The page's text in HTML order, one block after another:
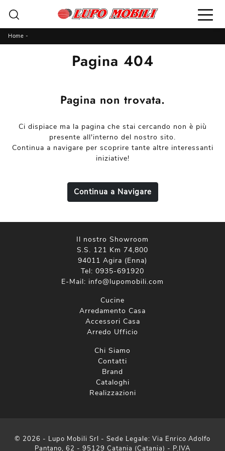
Home -
Pagina 404
Pagina non trovata.
Ci dispiace ma la pagina che stai cercando non è più
presente all'interno del nostro sito.
Continua a navigare per scoprire tante altre interessanti
iniziative!
Continua a Navigare
Il nostro Showroom
S.S. 121 Km 74,800
94011 Agira (Enna)
Tel: 0935-691920
E-Mail: info@lupomobili.com
Cucine
Arredamento Casa
Accessori Casa
Arredo Ufficio
Chi Siamo
Contatti
Brand
Cataloghi
Realizzazioni
© 2026 - Lupo Mobili Srl - Sede Legale: Via Enrico Adolfo
Pantano, 62 - 95129 Catania (Catania) - P.IVA